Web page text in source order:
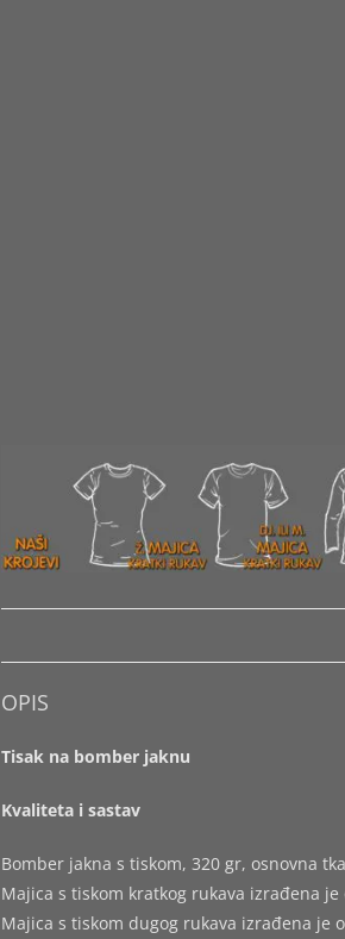
OPIS
Tisak na bomber jaknu
Kvaliteta i sastav
Bomber jakna s tiskom, 320 gr, osnovna
Majica s tiskom kratkog rukava izrađena
Majica s tiskom dugog rukava izrađena je